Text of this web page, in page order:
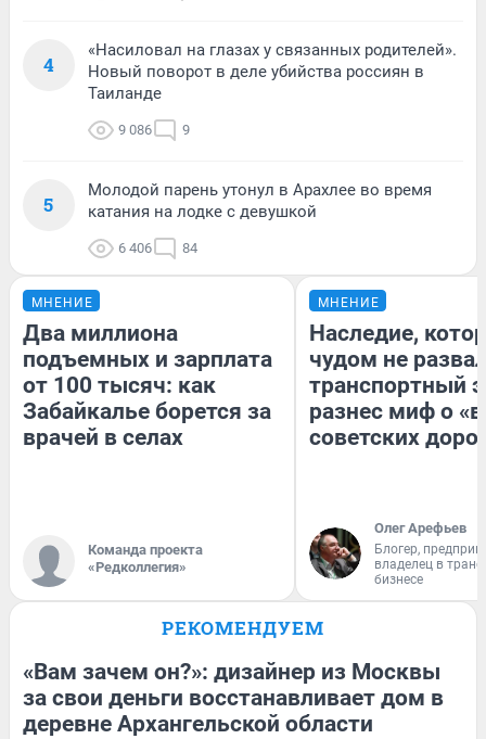
4
«Насиловал на глазах у связанных родителей».
Новый поворот в деле убийства россиян в
Таиланде
9 086 9
5
Молодой парень утонул в Арахлее во время
катания на лодке с девушкой
6 406 84
МНЕНИЕ
Два миллиона
подъемных и зарплата
от 100 тысяч: как
Забайкалье борется за
врачей в селах
Команда проекта
«Редколлегия»
МНЕНИЕ
Наследие,
чудом не
транспортный
разнес миф о
советских
Олег Арефьев
Блогер,
владелец в
бизнесе
РЕКОМЕНДУЕМ
«Вам зачем он?»: дизайнер из Москвы
за свои деньги восстанавливает дом в
деревне Архангельской области